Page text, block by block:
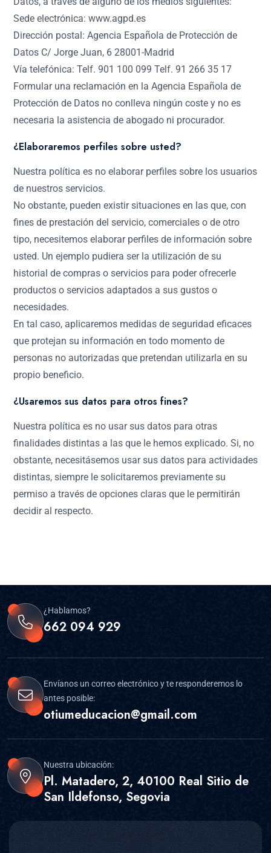
Sede electrónica: www.agpd.es
Dirección postal: Agencia Española de Protección de
Datos C/ Jorge Juan, 6 28001-Madrid
Vía telefónica: Telf. 901 100 099 Telf. 91 266 35 17
Formular una reclamación en la Agencia Española de
Protección de Datos no conlleva ningún coste y no es
necesaria la asistencia de abogado ni procurador.
¿Elaboraremos perfiles sobre usted?
Nuestra política es no elaborar perfiles sobre los usuarios
de nuestros servicios.
No obstante, pueden existir situaciones en las que, con
fines de prestación del servicio, comerciales o de otro
tipo, necesitemos elaborar perfiles de información sobre
usted. Un ejemplo pudiera ser la utilización de su
historial de compras o servicios para poder ofrecerle
productos o servicios adaptados a sus gustos o
necesidades.
En tal caso, aplicaremos medidas de seguridad eficaces
que protejan su información en todo momento de
personas no autorizadas que pretendan utilizarla en su
propio beneficio.
¿Usaremos sus datos para otros fines?
Nuestra política es no usar sus datos para otras
finalidades distintas a las que le hemos explicado. Si, no
obstante, necesitásemos usar sus datos para actividades
distintas, siempre le solicitaremos previamente su
permiso a través de opciones claras que le permitirán
decidir al respecto.
¿Hablamos?
662 094 929
Envíanos un correo electrónico y te responderemos lo
antes posible:
otiumeducacion@gmail.com
Nuestra ubicación:
Pl. Matadero, 2, 40100 Real Sitio de
San Ildefonso, Segovia